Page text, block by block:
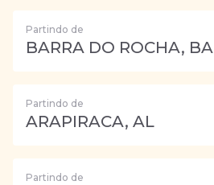
Partindo de
BARRA DO ROCHA, BA
Partindo de
ARAPIRACA, AL
Partindo de